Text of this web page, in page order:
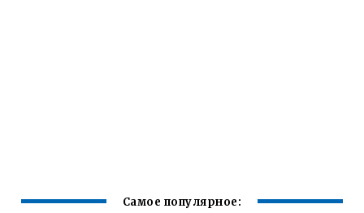
Самое популярное: